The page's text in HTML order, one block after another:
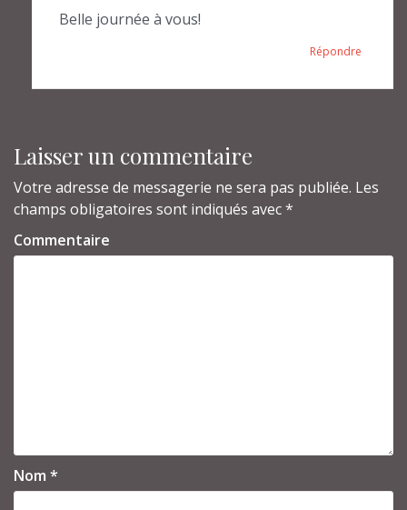
Belle journée à vous!
Répondre
Laisser un commentaire
Votre adresse de messagerie ne sera pas publiée. Les
champs obligatoires sont indiqués avec*
Commentaire
Nom *